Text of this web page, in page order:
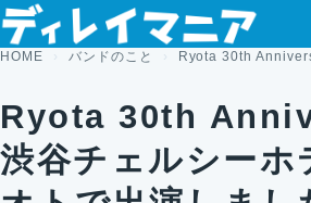
コンテンツへスキップ
HOME バンドのこと Ryota 30th
Ryota 30th
渋谷チェルシーホ